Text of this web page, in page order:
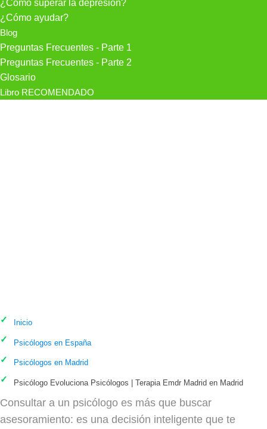
¿Cómo superar la depresión?
¿Cómo ayudar?
Blog
Preguntas Frecuentes - Parte 1
Preguntas Frecuentes - Parte 2
Glosario
Libro RECOMENDADO
Inicio
Psicólogos en España
Psicólogos en Madrid
Psicólogo Evoluciona Psicólogos | Terapia Emdr Madrid en Madrid
Consultar a un psicólogo es más que buscar
asesoramiento: es una decisión inteligente que te